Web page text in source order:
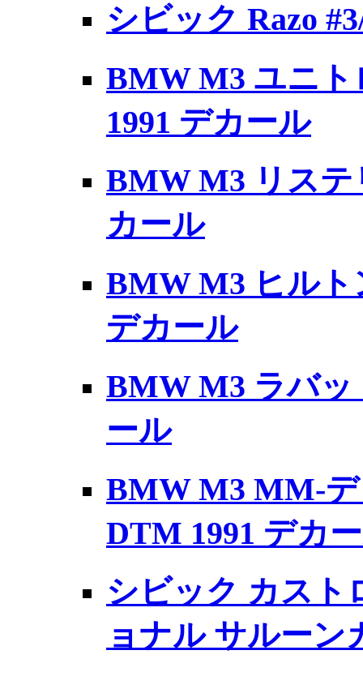
シビック Razo
BMW M3 ユニト
1991 デカール
BMW M3 リステ
カール
BMW M3 ヒルト
デカール
BMW M3 ラバッ
ール
BMW M3 MM-デ
DTM 1991 デカ
シビック カスト
ョナル サルーン